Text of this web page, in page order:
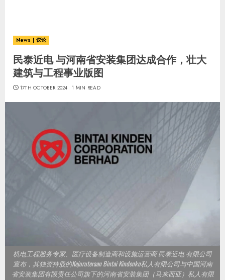
News | 议论
民泰近电 与河南省安装集团达成合作，壮大
建筑与工程事业版图
17TH OCTOBER 2024 1 MIN READ
机电工程服务专家、医疗设备制造商和设施运营商 民泰近电 有限公司
宣布，其独资持股的Kejuruteraan Bintai Kindenko私人有限公司与中国河南
省安装集团有限责任公司旗下的河南省安装集团（马来西亚）私人有限